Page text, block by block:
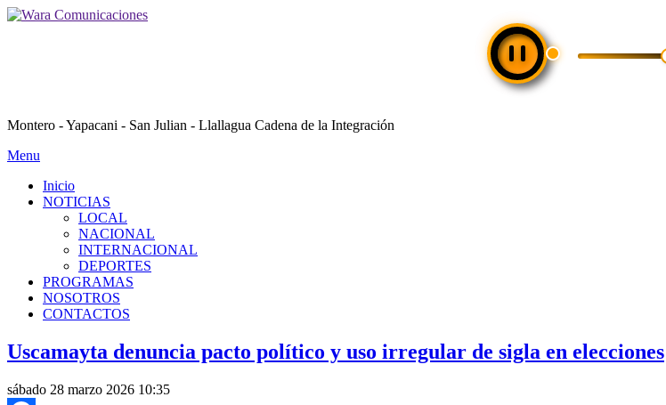
Montero - Yapacani - San Julian - Llallagua Cadena de la Integración
Menu
Inicio
NOTICIAS
LOCAL
NACIONAL
INTERNACIONAL
DEPORTES
PROGRAMAS
NOSOTROS
CONTACTOS
Uscamayta denuncia pacto político y uso irregular de sigla en elecciones
sábado 28 marzo 2026 10:35